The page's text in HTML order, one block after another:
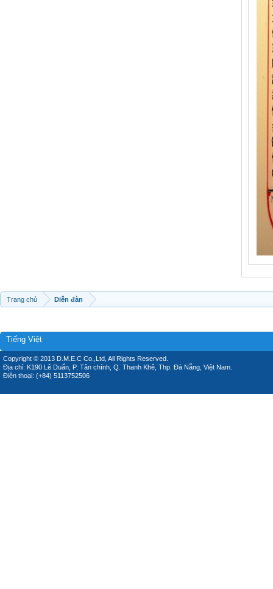
Trang chủ Diễn đàn
Tiếng Việt
Copyright © 2013 D.M.E.C Co.,Ltd, All Rights Reserved.
Địa chỉ: K190 Lê Duẩn, P. Tân chính, Q. Thanh Khê, Thp. Đà Nẵng, Việt Nam.
Điện thoại: (+84) 5113752506